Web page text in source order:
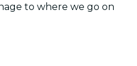
to where we go on